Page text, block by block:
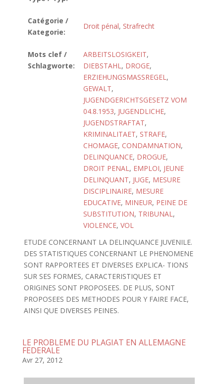
Catégorie /
Kategorie:
Droit pénal, Strafrecht
Mots clef /
Schlagworte:
ARBEITSLOSIGKEIT,
DIEBSTAHL, DROGE,
ERZIEHUNGSMASSREGEL,
GEWALT,
JUGENDGERICHTSGESETZ VOM
04.8.1953, JUGENDLICHE,
JUGENDSTRAFTAT,
KRIMINALITAET, STRAFE,
CHOMAGE, CONDAMNATION,
DELINQUANCE, DROGUE,
DROIT PENAL, EMPLOI, JEUNE
DELINQUANT, JUGE, MESURE
DISCIPLINAIRE, MESURE
EDUCATIVE, MINEUR, PEINE DE
SUBSTITUTION, TRIBUNAL,
VIOLENCE, VOL
ETUDE CONCERNANT LA DELINQUANCE JUVENILE.
DES STATISTIQUES CONCERNANT LE PHENOMENE
SONT RAPPORTEES ET DIVERSES EXPLICA- TIONS
SUR SES FORMES, CARACTERISTIQUES ET
ORIGINES SONT PROPOSEES. DE PLUS, SONT
PROPOSEES DES METHODES POUR Y FAIRE FACE,
AINSI QUE DIVERSES PEINES.
LE PROBLEME DU PLAGIAT EN ALLEMAGNE
FEDERALE
Avr 27, 2012